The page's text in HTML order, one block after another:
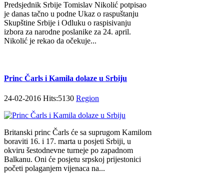
Predsjednik Srbije Tomislav Nikolić potpisao
je danas tačno u podne Ukaz o raspuštanju
Skupštine Srbije i Odluku o raspisivanju
izbora za narodne poslanike za 24. april.
Nikolić je rekao da očekuje...
Princ Čarls i Kamila dolaze u Srbiju
24-02-2016 Hits:5130 Region
Britanski princ Čarls će sa suprugom Kamilom
boraviti 16. i 17. marta u posjeti Srbiji, u
okviru šestodnevne turneje po zapadnom
Balkanu. Oni će posjetu srpskoj prijestonici
početi polaganjem vijenaca na...